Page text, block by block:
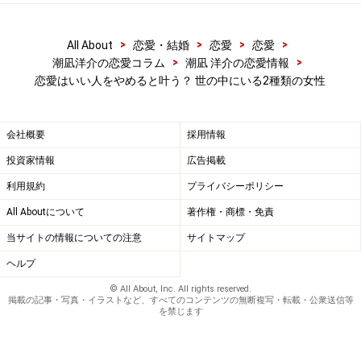
飲み会や食事会で「自慢話をする男」「悪口を言う男」
「話が長い男」「ギャグが寒い男」に遭遇することがあ
ります。そんな男性たちに笑顔でビシっと「突っ込める
のです。その逆になんでもかんでも褒めたり、笑うよう
な「ただのいい女性（ひと）」は男性から幻滅されま
す。「その程度の男でいいのか？」と思われてしまうの
です。センスの良い男性を掴みたいなら「私は違うの
よ」「誰でも良いわけじゃないのよ」「なんでも笑うわ
けじゃないのよ」といった線引きをしっかり見せること
が必要です。
All About > 恋愛・結婚 > 恋愛 > 恋愛
>
潮凪洋介の恋愛コラム
> 潮凪 洋介の恋愛情報
>
恋愛はいい人をやめると叶う？ 世の中にいる2種類の女性
会社概要 採用情報
投資家情報 広告掲載
利用規約 プライバシーポリシー
All Aboutについて 著作権・商標・免責
当サイトの情報についての注意 サイトマップ
ヘルプ
© All About, Inc. All rights reserved.
掲載の記事・写真・イラストなど、すべてのコンテンツの無断複写・転載・公衆送信等
を禁じます